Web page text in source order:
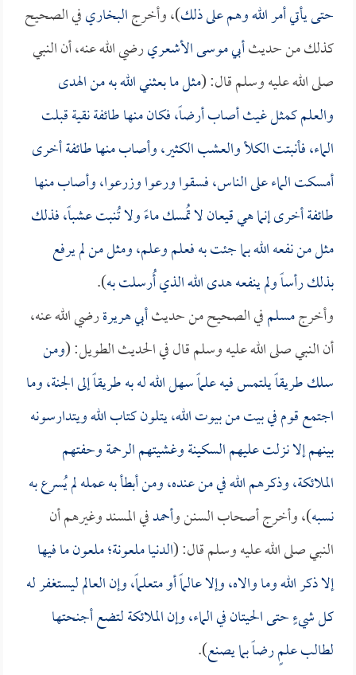
حتى يأتي أمر الله وهم على ذلك)، وأخرجالبخاريفي الصحيح
كذلك من حديثأبي موسى الأشعريرضي الله عنه، أن النبي
صلى الله عليه وسلم قال: (مثل ما بعثني الله به من الهدى
والعلم كمثل غيث أصاب أرضاً، فكان منها طائفة نقية قبلت
الماء، فأنبتت الكلأ والعشب الكثير، وأصاب منها طائفة أخرى
أمسكت الماء على الناس، فسقوا ورعوا وزرعوا، وأصاب منها
طائفة أخرى إنما هي قيعان لا تُمسك ماءً ولا تُنبت عشباً، فذلك
مثل من نفعه الله بما جئت به فعلم وعلم، ومثل من لم يرفع
بذلك رأساً ولم ينفعه هدى الله الذي أُرسلت به).
وأخرجمسلمفي الصحيح من حديثأبي هريرةرضي الله عنه،
أن النبي صلى الله عليه وسلم قال في الحديث الطويل: (ومن
سلك طريقاً يلتمس فيه علماً سهل الله له به طريقاً إلى الجنة، وما
اجتمع قوم في بيت من بيوت الله، يتلون كتاب الله ويتدارسونه
بينهم إلا نزلت عليهم السكينة وغشيتهم الرحمة وحفتهم
الملائكة، وذكرهم الله في من عنده، ومن أبطأ به عمله لم يُسرع به
نسبه)، وأخرج أصحاب السنن وأحمدفي المسند وغيرهم أن
النبي صلى الله عليه وسلم قال: (الدنيا ملعونة؛ ملعون ما فيها
إلا ذكر الله وما والاه، وإلا عالماً أو متعلماً، وإن العالم ليستغفر له
كل شيءٍ حتى الحيتان في الماء، وإن الملائكة لتضع أجنحتها
لطالب علمٍ رضاً بما يصنع).